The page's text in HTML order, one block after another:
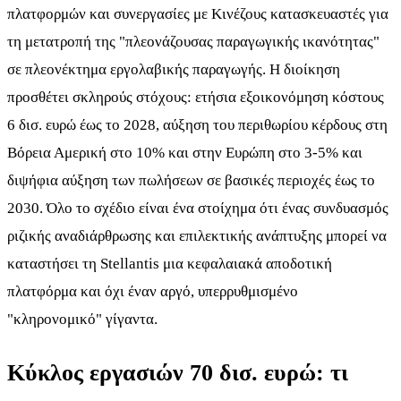
πλατφορμών και συνεργασίες με Κινέζους κατασκευαστές για
τη μετατροπή της "πλεονάζουσας παραγωγικής ικανότητας"
σε πλεονέκτημα εργολαβικής παραγωγής. Η διοίκηση
προσθέτει σκληρούς στόχους: ετήσια εξοικονόμηση κόστους
6 δισ. ευρώ έως το 2028, αύξηση του περιθωρίου κέρδους στη
Βόρεια Αμερική στο 10% και στην Ευρώπη στο 3-5% και
διψήφια αύξηση των πωλήσεων σε βασικές περιοχές έως το
2030. Όλο το σχέδιο είναι ένα στοίχημα ότι ένας συνδυασμός
ριζικής αναδιάρθρωσης και επιλεκτικής ανάπτυξης μπορεί να
καταστήσει τη Stellantis μια κεφαλαιακά αποδοτική
πλατφόρμα και όχι έναν αργό, υπερρυθμισμένο
"κληρονομικό" γίγαντα.
Κύκλος εργασιών 70 δισ. ευρώ: τι